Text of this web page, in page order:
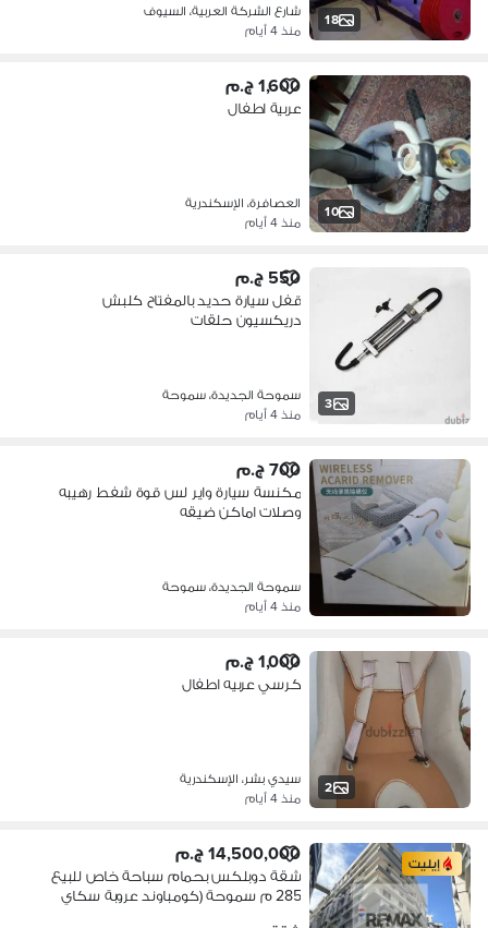
18
شارع الشركة العربية، السيوف
منذ 4 أيام
10
1,600 ج.م
عربية اطفال
العصافرة، الإسكندرية
منذ 4 أيام
3
550 ج.م
قفل سيارة حديد بالمفتاح كلبش
دريكسيون حلقات
سموحة الجديدة، سموحة
منذ 4 أيام
700 ج.م
مكنسة سيارة واير لس قوة شفط رهيبه
وصلات اماكن ضيقه
سموحة الجديدة، سموحة
منذ 4 أيام
2
1,000 ج.م
كرسي عربيه اطفال
سيدي بشر، الإسكندرية
منذ 4 أيام
إيليت 14,500,000 ج.م
شقة دوبلكس بحمام سباحة خاص للبيع
285 م سموحة (كومباوند عروبة سكاي